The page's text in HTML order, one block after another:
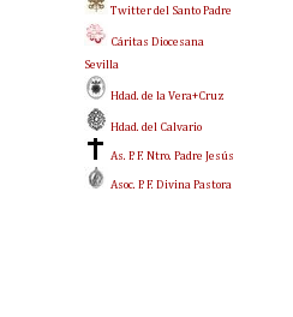
Twitter del Santo Padre
Cáritas Diocesana
Sevilla
Hdad. de la Vera+Cruz
Hdad. del Calvario
As. P. F. Ntro. Padre Jesús
Asoc. P. F. Divina Pastora